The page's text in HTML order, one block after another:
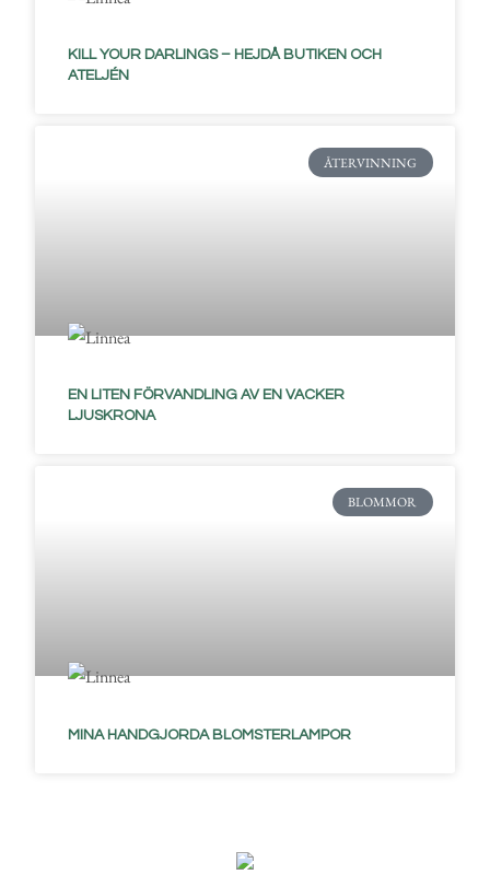
KILL YOUR DARLINGS – HEJDÅ BUTIKEN OCH
ATELJÉN
ÅTERVINNING
EN LITEN FÖRVANDLING AV EN VACKER
LJUSKRONA
BLOMMOR
MINA HANDGJORDA BLOMSTERLAMPOR